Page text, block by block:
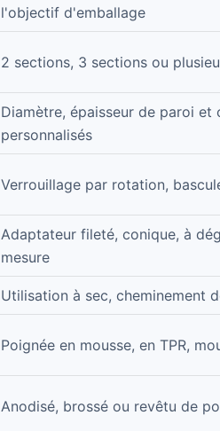
l'objectif d'emballage
2 sections, 3 sections ou
Diamètre, épaisseur de paroi et
personnalisés
Verrouillage par rotation,
Adaptateur fileté, conique, à
mesure
Utilisation à sec, cheminement
Poignée en mousse, en TPR,
Anodisé, brossé ou revêtu de